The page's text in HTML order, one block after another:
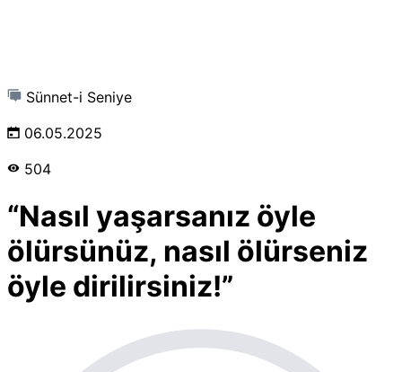
Sünnet-i Seniye
06.05.2025
504
“Nasıl yaşarsanız öyle
ölürsünüz, nasıl ölürseniz
öyle dirilirsiniz!”